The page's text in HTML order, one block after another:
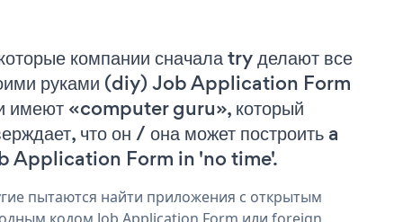
компании сначала try делают все
руками (diy) Job Application Form
имеют «computer guru», который
что он / она может построить a
Application Form in 'no time'.
пытаются найти приложения с открытым